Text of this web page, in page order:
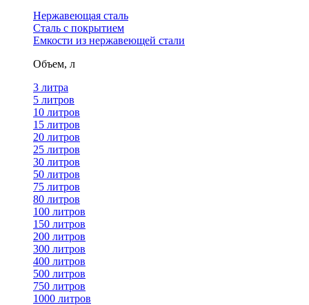
Нержавеющая сталь
Сталь с покрытием
Емкости из нержавеющей стали
Объем, л
3 литра
5 литров
10 литров
15 литров
20 литров
25 литров
30 литров
50 литров
75 литров
80 литров
100 литров
150 литров
200 литров
300 литров
400 литров
500 литров
750 литров
1000 литров